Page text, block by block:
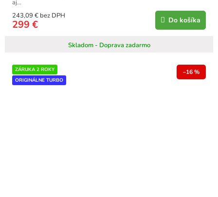
Skladom - Doprava zadarmo
243,09 € bez DPH
299 € Do košíka
aj...
ZÁRUKA 2 ROKY
ORIGINÁLNE TURBO
–16 %